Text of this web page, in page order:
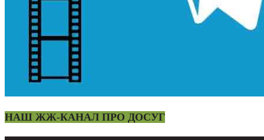
НАШ ЖЖ-КАНАЛ ПРО ДОСУГ